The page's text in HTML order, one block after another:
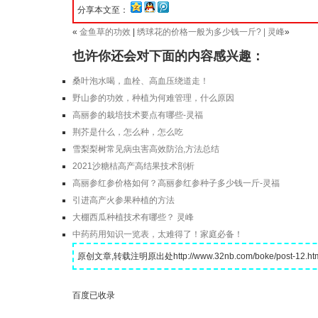
分享本文至：
« 金鱼草的功效 绣球花的价格一般为多少钱一斤? | 灵峰»
也许你还会对下面的内容感兴趣：
桑叶泡水喝，血栓、高血压绕道走！
野山参的功效，种植为何难管理，什么原因
高丽参的栽培技术要点有哪些-灵福
荆芥是什么，怎么种，怎么吃
雪梨梨树常见病虫害高效防治,方法总结
2021沙糖桔高产高结果技术剖析
高丽参红参价格如何？高丽参红参种子多少钱一斤-灵福
引进高产火参果种植的方法
大棚西瓜种植技术有哪些？ 灵峰
中药药用知识一览表，太难得了！家庭必备！
原创文章,转载注明原出处http://www.32nb.com/boke/post-
百度已收录